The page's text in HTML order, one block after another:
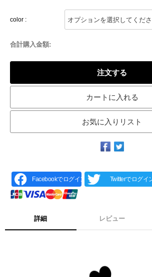
color :
合計購入金額:
注文する
カートに入れる
お気に入りリスト
Facebookでログイン Twitterでログイ
詳細 レビュー